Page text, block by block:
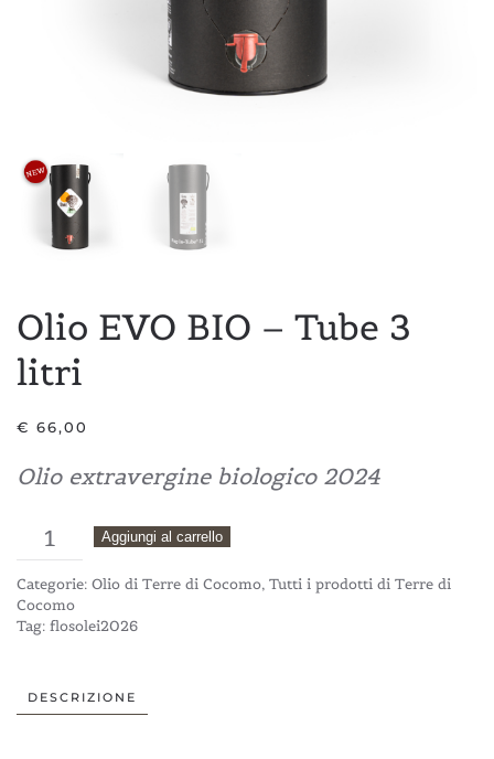
Olio EVO BIO – Tube 3
litri
€ 66,00
Olio extravergine biologico 2024
Olio
EVO
BIO
-
3
Aggiungi al carrello
Categorie: Olio di Terre di Cocomo, Tutti i prodotti di Terre di
Cocomo
Tag: flosolei2026
DESCRIZIONE